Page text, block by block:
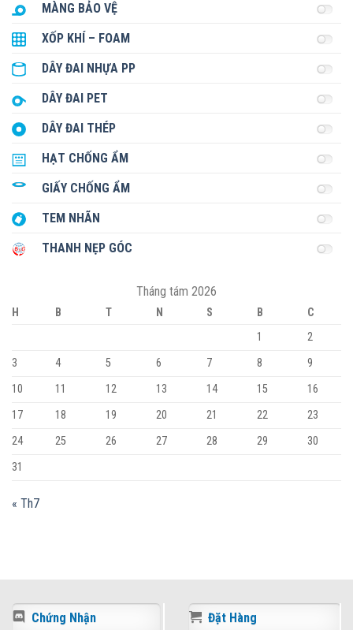
MÀNG BẢO VỆ
XỐP KHÍ – FOAM
DÂY ĐAI NHỰA PP
DÂY ĐAI PET
DÂY ĐAI THÉP
HẠT CHỐNG ẨM
GIẤY CHỐNG ẨM
TEM NHÃN
THANH NẸP GÓC
Tháng tám 2026
H B T N S B
C
1
2
3
4 5 6 7 8
9
10
11 12 13 14 15
16
17
18 19 20 21 22
23
24
25 26 27 28 29
30
31
« Th7
Chứng Nhận Đặt Hàng